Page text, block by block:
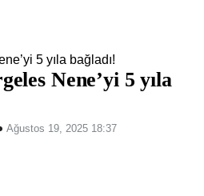
Nene’yi 5 yıla
Ağustos 19, 2025 18:37